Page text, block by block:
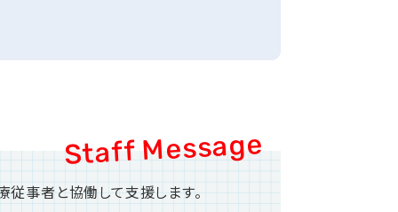
事者と協働して支援します。